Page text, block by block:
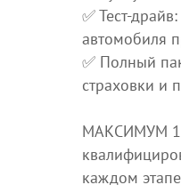
✅ Тест-
автомобиля
✅ Полный
страховки и
МАКСИМУМ
каждом